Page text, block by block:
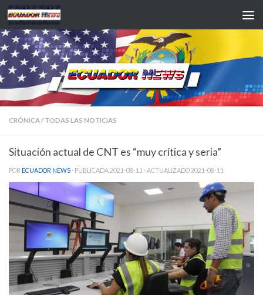
Saltar al contenido
CRÓNICA/ TODAS LAS NOTICIAS
Situación actual de CNT es “muy crítica y seria”
POR ECUADOR NEWS · PUBLICADA2021-08-11 · ACTUALIZADO2021-08-11